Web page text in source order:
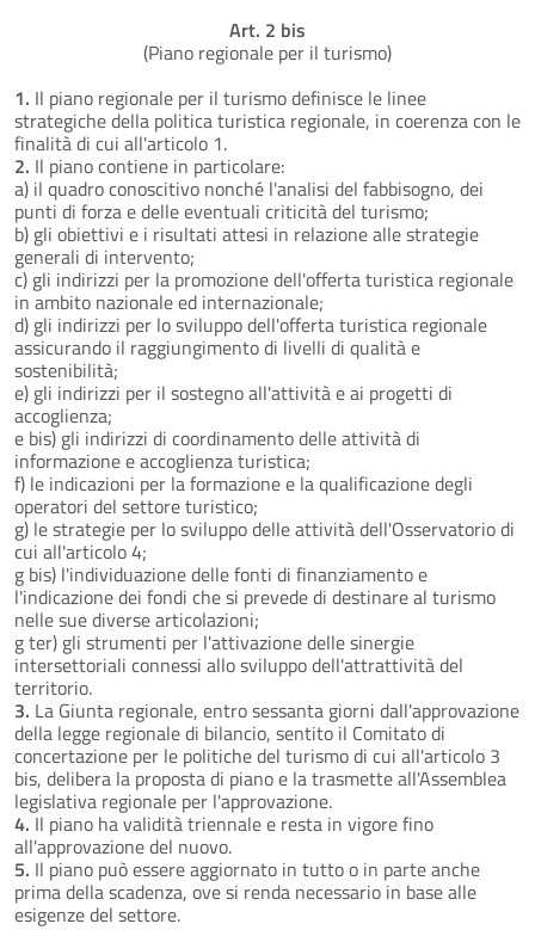
Art. 2 bis
(Piano regionale per il turismo)
1. Il piano regionale per il turismo definisce le linee
strategiche della politica turistica regionale, in coerenza con le
finalità di cui all'articolo 1.
2. Il piano contiene in particolare:
a) il quadro conoscitivo nonché l'analisi del fabbisogno, dei
punti di forza e delle eventuali criticità del turismo;
b) gli obiettivi e i risultati attesi in relazione alle strategie
generali di intervento;
c) gli indirizzi per la promozione dell'offerta turistica regionale
in ambito nazionale ed internazionale;
d) gli indirizzi per lo sviluppo dell'offerta turistica regionale
assicurando il raggiungimento di livelli di qualità e
sostenibilità;
e) gli indirizzi per il sostegno all'attività e ai progetti di
accoglienza;
e bis) gli indirizzi di coordinamento delle attività di
informazione e accoglienza turistica;
f) le indicazioni per la formazione e la qualificazione degli
operatori del settore turistico;
g) le strategie per lo sviluppo delle attività dell'Osservatorio di
cui all'articolo 4;
g bis) l'individuazione delle fonti di finanziamento e
l'indicazione dei fondi che si prevede di destinare al turismo
nelle sue diverse articolazioni;
g ter) gli strumenti per l'attivazione delle sinergie
intersettoriali connessi allo sviluppo dell'attrattività del
territorio.
3. La Giunta regionale, entro sessanta giorni dall'approvazione
della legge regionale di bilancio, sentito il Comitato di
concertazione per le politiche del turismo di cui all'articolo 3
bis, delibera la proposta di piano e la trasmette all'Assemblea
legislativa regionale per l'approvazione.
4. Il piano ha validità triennale e resta in vigore fino
all'approvazione del nuovo.
5. Il piano può essere aggiornato in tutto o in parte anche
prima della scadenza, ove si renda necessario in base alle
esigenze del settore.